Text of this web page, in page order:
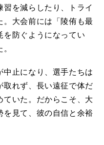
を減らしたり、トライ
。大会前には「陵侑も最
を防ぐようになってい
止になり、選手たちは
取れず、長い遠征で体だ
いた。だからこそ、大
見て、彼の自信と余裕